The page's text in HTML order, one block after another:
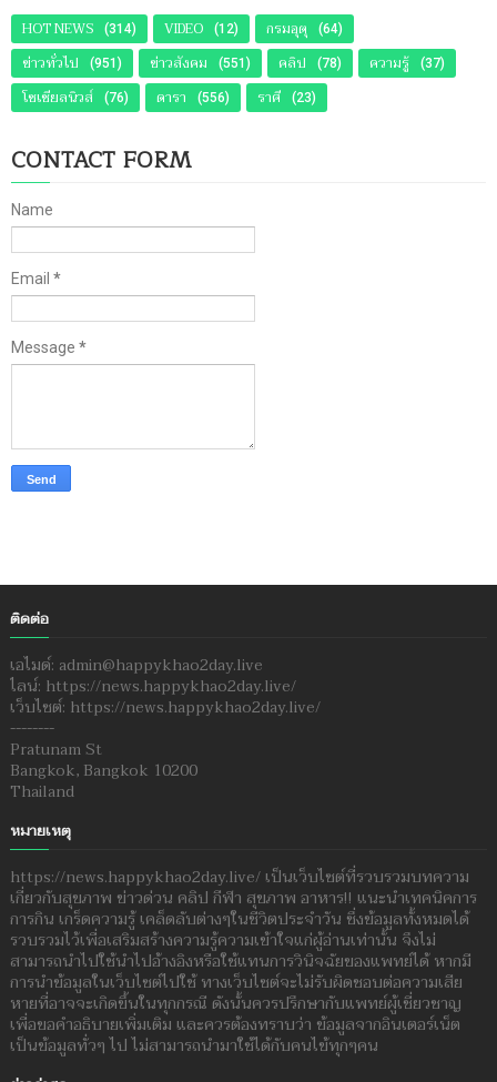
HOT NEWS (314) VIDEO (12) กรมอุตุ (64)
ข่าวทั่วไป (951) ข่าวสังคม (551) คลิป (78) ความรู้ (37)
โซเชียลนิวส์ (76) ดารา (556) ราศี (23)
CONTACT FORM
Name
Email *
Message *
ติดต่อ
เอไมด์: admin@happykhao2day.live
ไลน์: https://news.happykhao2day.live/
เว็บไซต์: https://news.happykhao2day.live/
--------
Pratunam St
Bangkok, Bangkok 10200
Thailand
หมายเหตุ
https://news.happykhao2day.live/ เป็นเว็บไซต์ที่รวบรวมบทความ
เกี่ยวกับสุขภาพ ข่าวด่วน คลิป กีฬา สุขภาพ อาหาร!! แนะนำเทคนิคการ
การกิน เกร็ดความรู้ เคล็ดลับต่างๆในชีวิตประจำวัน ซึ่งข้อมูลทั้งหมดได้
รวบรวมไว้เพื่อเสริมสร้างความรู้ความเข้าใจแก่ผู้อ่านเท่านั้น จึงไม่
สามารถนำไปใช้นำไปอ้างอิงหรือใช้แทนการวินิจฉัยของแพทย์ได้ หากมี
การนำข้อมูลในเว็บไซต์ไปใช้ ทางเว็บไซต์จะไม่รับผิดชอบต่อความเสีย
หายที่อาจจะเกิดขึ้นในทุกกรณี ดังนั้นควรปรึกษากับแพทย์ผู้เชี่ยวชาญ
เพื่อขอคำอธิบายเพิ่มเติม และควรต้องทราบว่า ข้อมูลจากอินเตอร์เน็ต
เป็นข้อมูลทั่วๆ ไป ไม่สามารถนำมาใช้ได้กับคนไข้ทุกๆคน